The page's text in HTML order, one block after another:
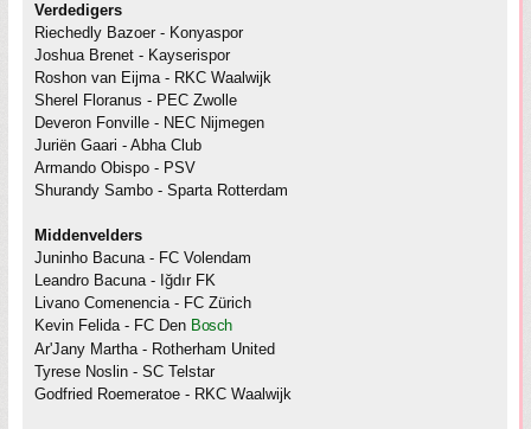
Verdedigers
Riechedly Bazoer - Konyaspor
Joshua Brenet - Kayserispor
Roshon van Eijma - RKC Waalwijk
Sherel Floranus - PEC Zwolle
Deveron Fonville - NEC Nijmegen
Juriën Gaari - Abha Club
Armando Obispo - PSV
Shurandy Sambo - Sparta Rotterdam
Middenvelders
Juninho Bacuna - FC Volendam
Leandro Bacuna - Iğdır FK
Livano Comenencia - FC Zürich
Kevin Felida - FC Den Bosch
Ar'Jany Martha - Rotherham United
Tyrese Noslin - SC Telstar
Godfried Roemeratoe - RKC Waalwijk